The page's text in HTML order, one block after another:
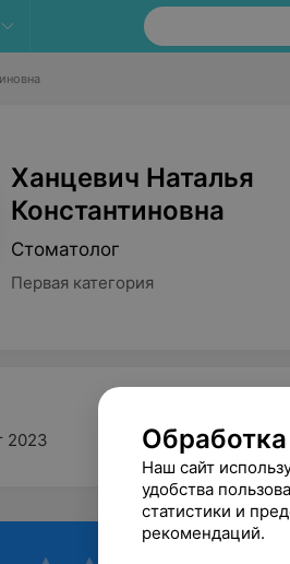
Ханцевич Наталья
Константиновна
Стоматолог
Первая категория
2023
Наш сайт
удобства
статистики и
рекомендаций.